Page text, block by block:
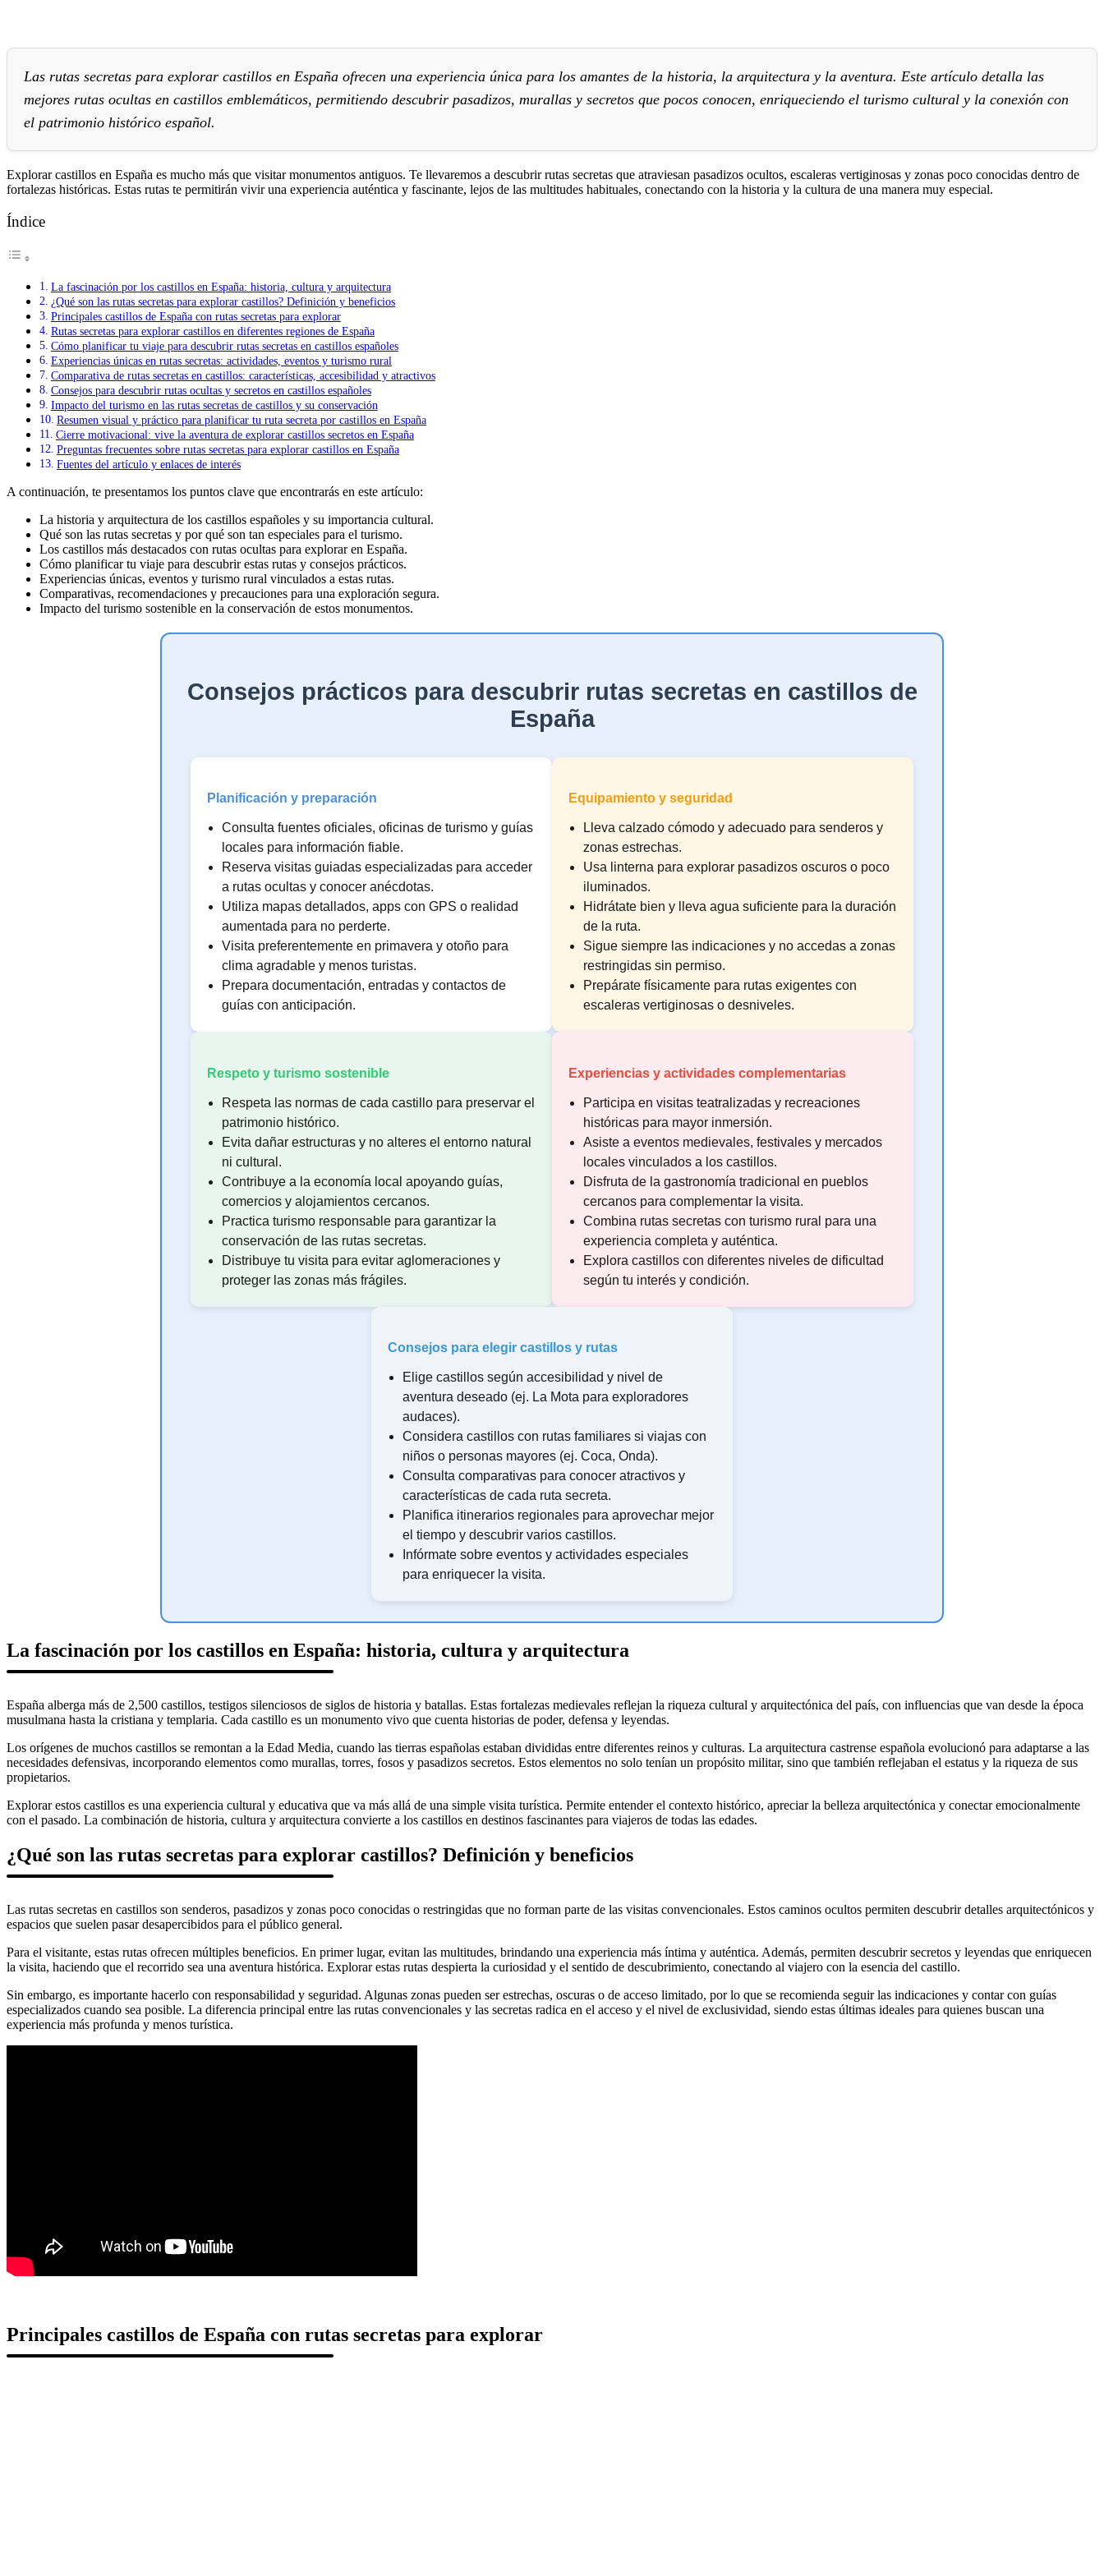
Las rutas secretas para explorar castillos en España ofrecen una experiencia única para los amantes de la historia, la arquitectura y la aventura. Este artículo detalla las
mejores rutas ocultas en castillos emblemáticos, permitiendo descubrir pasadizos, murallas y secretos que pocos conocen, enriqueciendo el turismo cultural y la conexión con
el patrimonio histórico español.
Explorar castillos en España es mucho más que visitar monumentos antiguos. Te llevaremos a descubrir rutas secretas que atraviesan pasadizos ocultos, escaleras vertiginosas y zonas poco conocidas dentro de
fortalezas históricas. Estas rutas te permitirán vivir una experiencia auténtica y fascinante, lejos de las multitudes habituales, conectando con la historia y la cultura de una manera muy especial.
Índice
La fascinación por los castillos en España: historia, cultura y arquitectura
¿Qué son las rutas secretas para explorar castillos? Definición y beneficios
Principales castillos de España con rutas secretas para explorar
Rutas secretas para explorar castillos en diferentes regiones de España
Cómo planificar tu viaje para descubrir rutas secretas en castillos españoles
Experiencias únicas en rutas secretas: actividades, eventos y turismo rural
Comparativa de rutas secretas en castillos: características, accesibilidad y atractivos
Consejos para descubrir rutas ocultas y secretos en castillos españoles
Impacto del turismo en las rutas secretas de castillos y su conservación
Resumen visual y práctico para planificar tu ruta secreta por castillos en España
Cierre motivacional: vive la aventura de explorar castillos secretos en España
Preguntas frecuentes sobre rutas secretas para explorar castillos en España
Fuentes del artículo y enlaces de interés
A continuación, te presentamos los puntos clave que encontrarás en este artículo:
La historia y arquitectura de los castillos españoles y su importancia cultural.
Qué son las rutas secretas y por qué son tan especiales para el turismo.
Los castillos más destacados con rutas ocultas para explorar en España.
Cómo planificar tu viaje para descubrir estas rutas y consejos prácticos.
Experiencias únicas, eventos y turismo rural vinculados a estas rutas.
Comparativas, recomendaciones y precauciones para una exploración segura.
Impacto del turismo sostenible en la conservación de estos monumentos.
Consejos prácticos para descubrir rutas secretas en castillos de
España
Planificación y preparación
Consulta fuentes oficiales, oficinas de turismo y guías
locales para información fiable.
Reserva visitas guiadas especializadas para acceder
a rutas ocultas y conocer anécdotas.
Utiliza mapas detallados, apps con GPS o realidad
aumentada para no perderte.
Visita preferentemente en primavera y otoño para
clima agradable y menos turistas.
Prepara documentación, entradas y contactos de
guías con anticipación.
Equipamiento y seguridad
Lleva calzado cómodo y adecuado para senderos y
zonas estrechas.
Usa linterna para explorar pasadizos oscuros o poco
iluminados.
Hidrátate bien y lleva agua suficiente para la duración
de la ruta.
Sigue siempre las indicaciones y no accedas a zonas
restringidas sin permiso.
Prepárate físicamente para rutas exigentes con
escaleras vertiginosas o desniveles.
Respeto y turismo sostenible
Respeta las normas de cada castillo para preservar el
patrimonio histórico.
Evita dañar estructuras y no alteres el entorno natural
ni cultural.
Contribuye a la economía local apoyando guías,
comercios y alojamientos cercanos.
Practica turismo responsable para garantizar la
conservación de las rutas secretas.
Distribuye tu visita para evitar aglomeraciones y
proteger las zonas más frágiles.
Experiencias y actividades complementarias
Participa en visitas teatralizadas y recreaciones
históricas para mayor inmersión.
Asiste a eventos medievales, festivales y mercados
locales vinculados a los castillos.
Disfruta de la gastronomía tradicional en pueblos
cercanos para complementar la visita.
Combina rutas secretas con turismo rural para una
experiencia completa y auténtica.
Explora castillos con diferentes niveles de dificultad
según tu interés y condición.
Consejos para elegir castillos y rutas
Elige castillos según accesibilidad y nivel de
aventura deseado (ej. La Mota para exploradores
audaces).
Considera castillos con rutas familiares si viajas con
niños o personas mayores (ej. Coca, Onda).
Consulta comparativas para conocer atractivos y
características de cada ruta secreta.
Planifica itinerarios regionales para aprovechar mejor
el tiempo y descubrir varios castillos.
Infórmate sobre eventos y actividades especiales
para enriquecer la visita.
La fascinación por los castillos en España: historia, cultura y arquitectura
España alberga más de 2,500 castillos, testigos silenciosos de siglos de historia y batallas. Estas fortalezas medievales reflejan la riqueza cultural y arquitectónica del país, con influencias que van desde la época
musulmana hasta la cristiana y templaria. Cada castillo es un monumento vivo que cuenta historias de poder, defensa y leyendas.
Los orígenes de muchos castillos se remontan a la Edad Media, cuando las tierras españolas estaban divididas entre diferentes reinos y culturas. La arquitectura castrense española evolucionó para adaptarse a las
necesidades defensivas, incorporando elementos como murallas, torres, fosos y pasadizos secretos. Estos elementos no solo tenían un propósito militar, sino que también reflejaban el estatus y la riqueza de sus
propietarios.
Explorar estos castillos es una experiencia cultural y educativa que va más allá de una simple visita turística. Permite entender el contexto histórico, apreciar la belleza arquitectónica y conectar emocionalmente
con el pasado. La combinación de historia, cultura y arquitectura convierte a los castillos en destinos fascinantes para viajeros de todas las edades.
¿Qué son las rutas secretas para explorar castillos? Definición y beneficios
Las rutas secretas en castillos son senderos, pasadizos y zonas poco conocidas o restringidas que no forman parte de las visitas convencionales. Estos caminos ocultos permiten descubrir detalles arquitectónicos y
espacios que suelen pasar desapercibidos para el público general.
Para el visitante, estas rutas ofrecen múltiples beneficios. En primer lugar, evitan las multitudes, brindando una experiencia más íntima y auténtica. Además, permiten descubrir secretos y leyendas que enriquecen
la visita, haciendo que el recorrido sea una aventura histórica. Explorar estas rutas despierta la curiosidad y el sentido de descubrimiento, conectando al viajero con la esencia del castillo.
Sin embargo, es importante hacerlo con responsabilidad y seguridad. Algunas zonas pueden ser estrechas, oscuras o de acceso limitado, por lo que se recomienda seguir las indicaciones y contar con guías
especializados cuando sea posible. La diferencia principal entre las rutas convencionales y las secretas radica en el acceso y el nivel de exclusividad, siendo estas últimas ideales para quienes buscan una
experiencia más profunda y menos turística.
Principales castillos de España con rutas secretas para explorar